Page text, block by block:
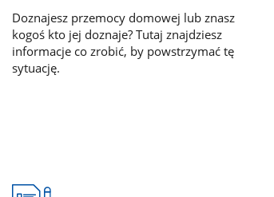
Doznajesz przemocy domowej lub znasz
kogoś kto jej doznaje? Tutaj znajdziesz
informacje co zrobić, by powstrzymać tę
sytuację.